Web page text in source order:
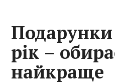
рік –
найкраще